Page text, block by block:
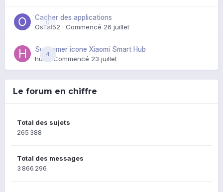
0
Cacher des applications
OsTal52 · Commencé 26 juillet
4
Supprimer icone Xiaomi Smart Hub
huik · Commencé 23 juillet
Le forum en chiffre
Total des sujets
265 388
Total des messages
3 866 296